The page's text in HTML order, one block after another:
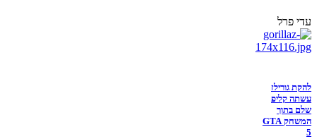
עדי פרל
להקת גורילז
עשתה קליפ
שלם בתוך
המשחק GTA
5